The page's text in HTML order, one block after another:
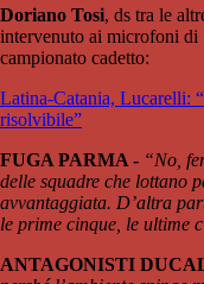
Doriano Tosi, ds tra le
intervenuto ai microfoni di
campionato cadetto:
Latina-Catania, Lucarelli:
risolvibile”
FUGA PARMA - “No,
delle squadre che lottano
avvantaggiata. D’altra
le prime cinque, le ultime
ANTAGONISTI